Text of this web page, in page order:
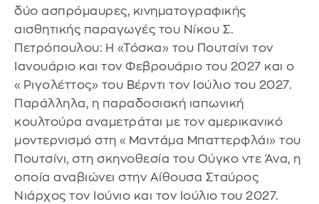
δύο ασπρόμαυρες, κινηματογραφικής
αισθητικής παραγωγές του Νίκου Σ.
Πετρόπουλου: Η «Τόσκα» του Πουτσίνι τον
Ιανουάριο και τον Φεβρουάριο του 2027 και ο
«Ριγολέττος» του Βέρντι τον Ιούλιο του 2027.
Παράλληλα, η παραδοσιακή ιαπωνική
κουλτούρα αναμετράται με τον αμερικανικό
μοντερνισμό στη «Μαντάμα Μπαττερφλάι» του
Πουτσίνι, στη σκηνοθεσία του Ούγκο ντε Άνα, η
οποία αναβιώνει στην Αίθουσα Σταύρος
Νιάρχος τον Ιούνιο και τον Ιούλιο του 2027.